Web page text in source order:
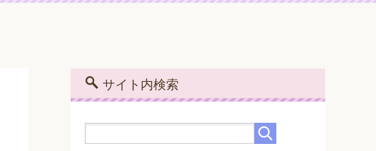
サイト内検索